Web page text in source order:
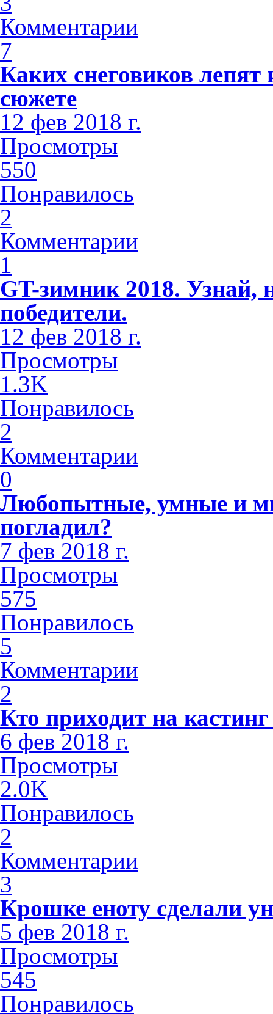
Комментарии
7
Каких снеговиков
сюжете
12 фев 2018 г.
Просмотры
550
Понравилось
2
Комментарии
1
GT-зимник 2018. Узнай,
победители.
12 фев 2018 г.
Просмотры
1.3K
Понравилось
2
Комментарии
0
Любопытные, умные и
погладил?
7 фев 2018 г.
Просмотры
575
Понравилось
5
Комментарии
2
Кто приходит на
6 фев 2018 г.
Просмотры
2.0K
Понравилось
2
Комментарии
3
Крошке еноту сделали
5 фев 2018 г.
Просмотры
545
Понравилось